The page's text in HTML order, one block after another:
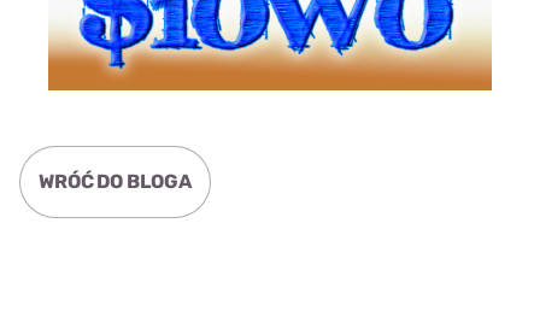
WRÓĆ DO BLOGA